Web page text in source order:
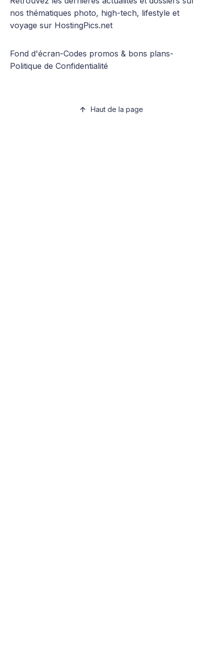
nos thématiques photo, high-tech, lifestyle et
voyage sur HostingPics.net
Fond d'écran-Codes promos & bons plans-
Politique de Confidentialité
Haut de la page